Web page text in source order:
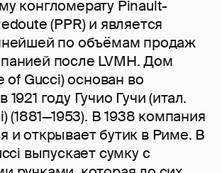
конгломерату Pinault-
(PPR) и является
по объёмам продаж
после LVMH. Дом
of Gucci) основан во
году Гучио Гучи (итал.
(1881—1953). В 1938 компания
и открывает бутик в Риме. В
выпускает сумку с